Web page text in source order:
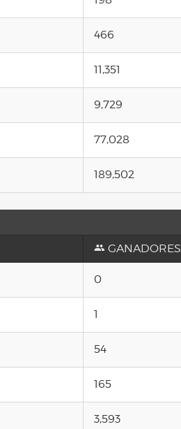
466
11,351
9,729
77,028
189,502
GANADORES
0
1
54
165
3,593